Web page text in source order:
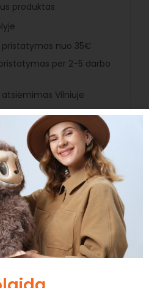
produktas
nuo 35€
per 2-5 darbo
Vilniuje
Into Energy Labubu